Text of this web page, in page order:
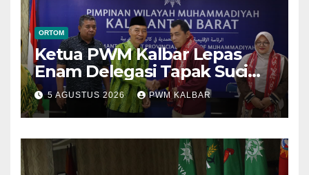
ORTOM
Ketua PWM Kalbar Lepas
Enam Delegasi Tapak Suci
Menuju Muktamar XVI di
Semarang
5 AGUSTUS 2026 PWM KALBAR